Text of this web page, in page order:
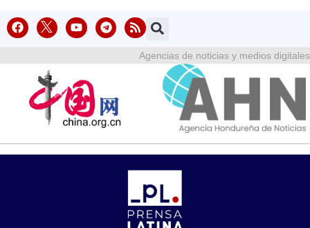
Agencias de noticias y medios digitales